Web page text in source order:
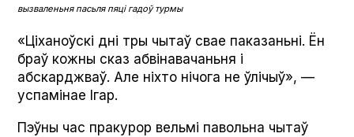
вызваленьня пасьля пяці гадоў турмы
«Ціханоўскі дні тры чытаў свае паказаньні. Ён
браў кожны сказ абвінавачаньня і
абскарджваў. Але ніхто нічога не ўлічыў», —
успамінае Ігар.
Пэўны час пракурор вельмі павольна чытаў